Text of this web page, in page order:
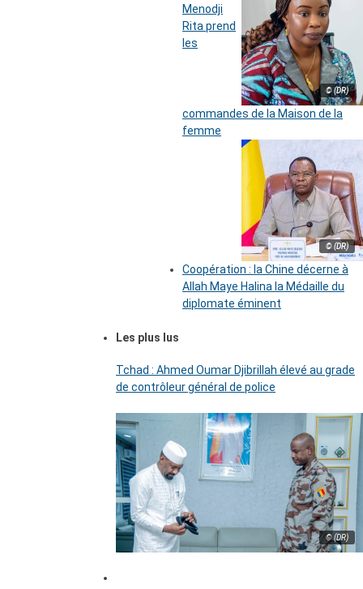
© (DR)
Menodji
Rita prend
les
commandes de la Maison de la
femme
© (DR)
Coopération : la Chine décerne à
Allah Maye Halina la Médaille du
diplomate éminent
Les plus lus
Tchad : Ahmed Oumar Djibrillah élevé au grade
de contrôleur général de police
© (DR)